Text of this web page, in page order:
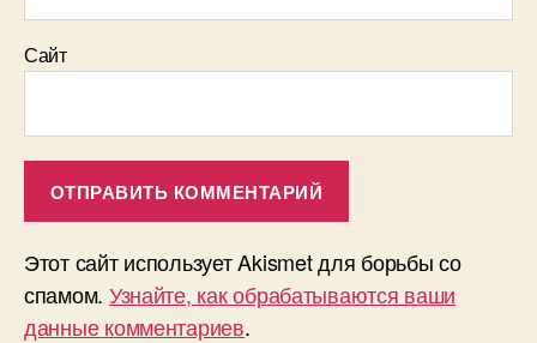
Сайт
Этот сайт использует Akismet для борьбы со
спамом. Узнайте, как обрабатываются ваши
данные комментариев.